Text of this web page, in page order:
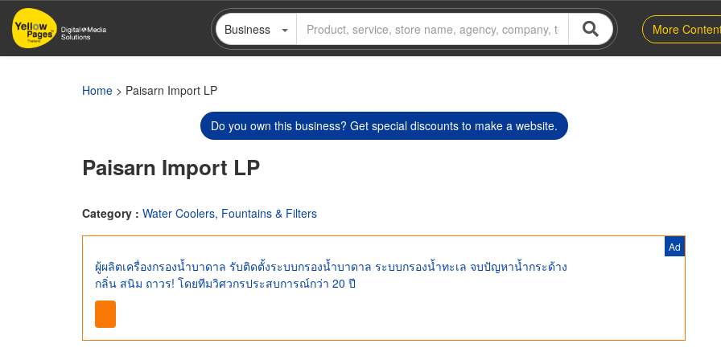
Skip
main
Business More
Home > Paisarn Import LP
Do you own this business? Get special discounts to make a website.
Paisarn Import LP
Category : Water Coolers, Fountains & Filters
Ad
ผู้ผลิตเครื่องกรองน้ำบาดาล รับติดตั้งระบบกรองน้ำบาดาล ระบบกรองน้ำทะเล จบปัญหาน้ำกระด้าง
กลิ่น สนิม ถาวร! โดยทีมวิศวกรประสบการณ์กว่า 20 ปี